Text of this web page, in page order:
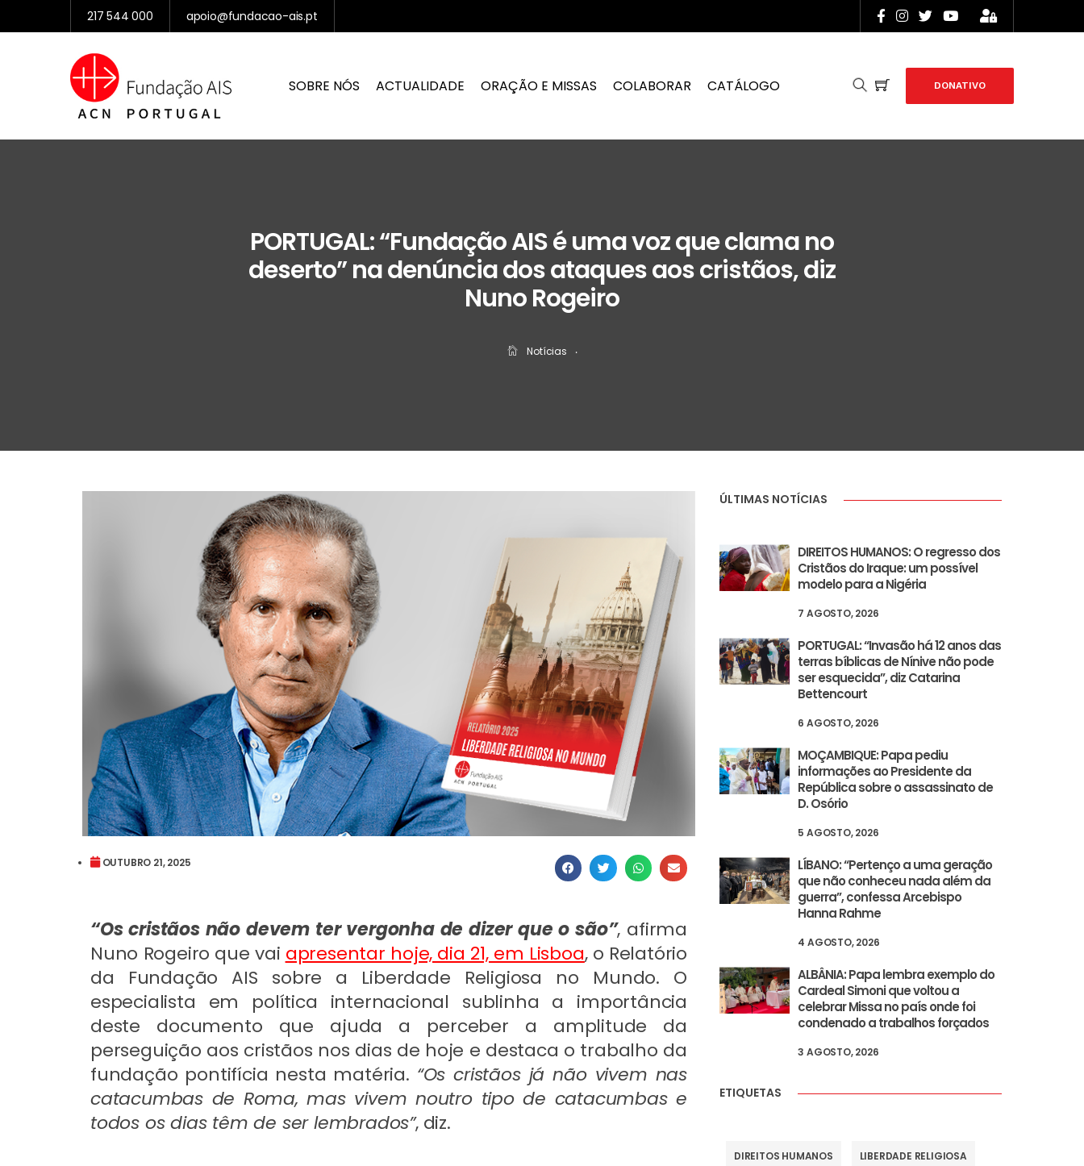
217 544 000 apoio@fundacao-ais.pt
SOBRE NÓS ACTUALIDADE ORAÇÃO E MISSAS COLABORAR CATÁLOGO DONATIVO
PORTUGAL: “Fundação AIS é uma voz que clama no
deserto” na denúncia dos ataques aos cristãos, diz
Nuno Rogeiro
Notícias ‧
OUTUBRO 21, 2025
“Os cristãos não devem ter vergonha de dizer que o são”, afirma
Nuno Rogeiro que vai apresentar hoje, dia 21, em Lisboa, o Relatório
da Fundação AIS sobre a Liberdade Religiosa no Mundo. O
especialista em política internacional sublinha a importância
deste documento que ajuda a perceber a amplitude da
perseguição aos cristãos nos dias de hoje e destaca o trabalho da
fundação pontifícia nesta matéria. “Os cristãos já não vivem nas
catacumbas de Roma, mas vivem noutro tipo de catacumbas e
todos os dias têm de ser lembrados”, diz.
ÚLTIMAS NOTÍCIAS
DIREITOS HUMANOS: O regresso dos
Cristãos do Iraque: um possível
modelo para a Nigéria
7 AGOSTO, 2026
PORTUGAL: “Invasão há 12 anos das
terras bíblicas de Nínive não pode
ser esquecida”, diz Catarina
Bettencourt
6 AGOSTO, 2026
MOÇAMBIQUE: Papa pediu
informações ao Presidente da
República sobre o assassinato de
D. Osório
5 AGOSTO, 2026
LÍBANO: “Pertenço a uma geração
que não conheceu nada além da
guerra”, confessa Arcebispo
Hanna Rahme
4 AGOSTO, 2026
ALBÂNIA: Papa lembra exemplo do
Cardeal Simoni que voltou a
celebrar Missa no país onde foi
condenado a trabalhos forçados
3 AGOSTO, 2026
ETIQUETAS
DIREITOS HUMANOS LIBERDADE RELIGIOSA